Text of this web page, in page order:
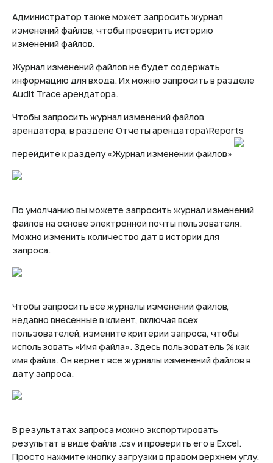
Администратор также может запросить журнал
изменений файлов, чтобы проверить историю
изменений файлов.
Журнал изменений файлов не будет содержать
информацию для входа. Их можно запросить в разделе
Audit Trace арендатора.
Чтобы запросить журнал изменений файлов
арендатора, в разделе Отчеты арендатора\Reports
перейдите к разделу «Журнал изменений файлов»
По умолчанию вы можете запросить журнал изменений
файлов на основе электронной почты пользователя.
Можно изменить количество дат в истории для
запроса.
Чтобы запросить все журналы изменений файлов,
недавно внесенные в клиент, включая всех
пользователей, измените критерии запроса, чтобы
использовать «Имя файла». Здесь пользователь % как
имя файла. Он вернет все журналы изменений файлов в
дату запроса.
В результатах запроса можно экспортировать
результат в виде файла .csv и проверить его в Excel.
Просто нажмите кнопку загрузки в правом верхнем углу.